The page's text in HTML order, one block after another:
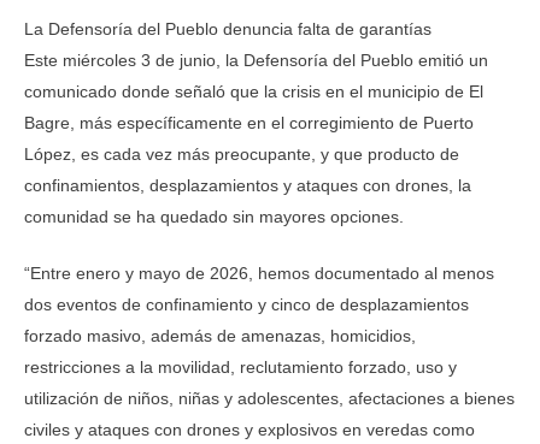
La Defensoría del Pueblo denuncia falta de garantías
Este miércoles 3 de junio, la Defensoría del Pueblo emitió un
comunicado donde señaló que la crisis en el municipio de El
Bagre, más específicamente en el corregimiento de Puerto
López, es cada vez más preocupante, y que producto de
confinamientos, desplazamientos y ataques con drones, la
comunidad se ha quedado sin mayores opciones.
“Entre enero y mayo de 2026, hemos documentado al menos
dos eventos de confinamiento y cinco de desplazamientos
forzado masivo, además de amenazas, homicidios,
restricciones a la movilidad, reclutamiento forzado, uso y
utilización de niños, niñas y adolescentes, afectaciones a bienes
civiles y ataques con drones y explosivos en veredas como